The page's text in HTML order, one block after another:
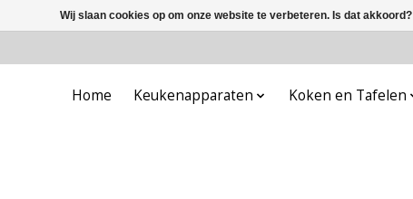
Home Keukenapparaten Koken en Tafelen
Wij slaan cookies op om onze website te verbeteren. Is dat akkoord?